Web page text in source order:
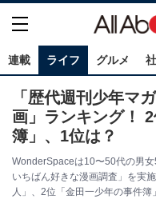
連載 ライフ グルメ
「歴代週刊少年マ
画」ランキング！
簿」、1位は？
WonderSpaceは10〜50代の男
いちばん好きな漫画調査」を実
人」、2位「金田一少年の事件簿